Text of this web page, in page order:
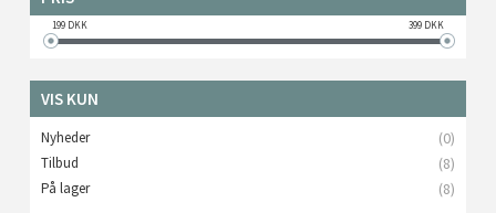
199DKK 399DKK
VIS KUN
Nyheder (0)
Tilbud (8)
På lager (8)